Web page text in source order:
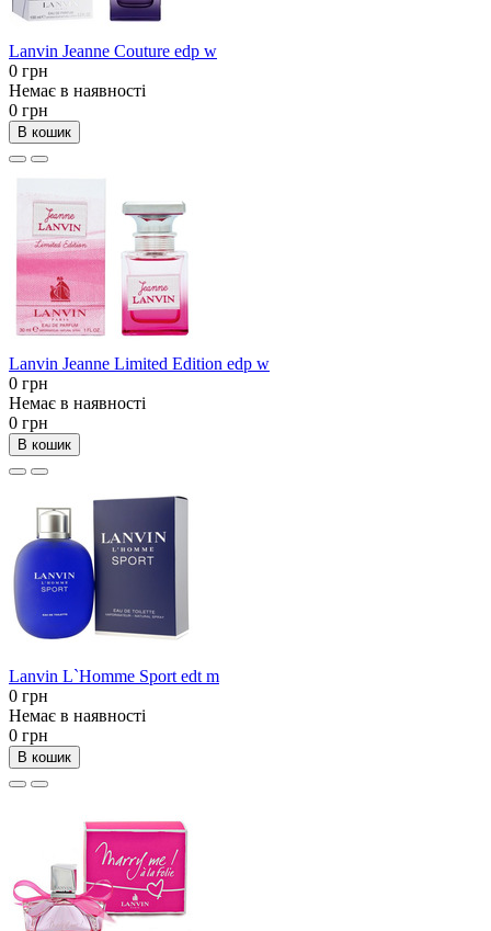
Lanvin Jeanne Couture edp w
0 грн
Немає в наявності
0 грн
В кошик
Lanvin Jeanne Limited Edition edp w
0 грн
Немає в наявності
0 грн
В кошик
Lanvin L`Homme Sport edt m
0 грн
Немає в наявності
0 грн
В кошик